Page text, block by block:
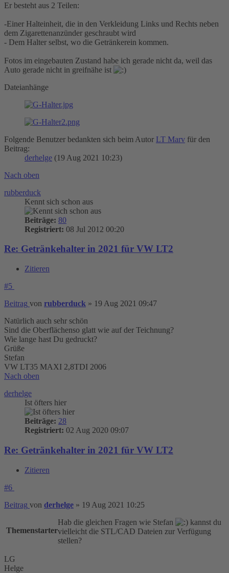
Er besteht aus 2 Teilen:
-Einer Halteinheit, die in den Verkleidung Links und Rechts neben
dem Zigarettenanzünder geschraubt wird
- Dem Halter selbst, wo die Getränkerein kommen.
Fotos im eingebauten Zustand habe ich gerade nicht da, weil das
Auto gerade nicht in greifnähe ist
Dateianhänge
Folgende Benutzer bedankten sich beim Autor LT Marv für den
Beitrag:
derhelge (19 Aug 2021 10:23)
Nach oben
rubberduck
Kennt sich schon aus
Beiträge: 80
Registriert: 08 Jul 2012 00:20
Re: Getränkehalter in 2021 für VW LT2
Zitieren
#5
Beitrag von rubberduck » 19 Aug 2021 09:47
Natürlich auch sehr schön
Sind die Oberflächenso glatt wie auf der Teichnung?
Wie lange hast Du gedruckt?
Grüße
Stefan
VW LT35 MAXI 2,8TDI 2006
Nach oben
derhelge
Ist öfters hier
Beiträge: 28
Registriert: 02 Aug 2020 09:07
Re: Getränkehalter in 2021 für VW LT2
Zitieren
#6
Beitrag von derhelge » 19 Aug 2021 10:25
Themenstarter
Hab die gleichen Fragen wie Stefan
kannst du
vielleicht die STL/CAD Dateien zur Verfügung
stellen?
LG
Helge